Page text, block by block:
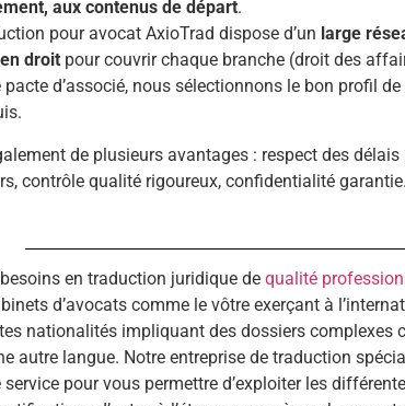
aux contenus de départ.
pour avocat AxioTrad dispose d’un large
droit pour couvrir chaque branche (droit des
pacte d’associé, nous sélectionnons le bon profil
de plusieurs avantages : respect des
contrôle qualité rigoureux, confidentialité garantie.
en traduction juridique de qualité
d’avocats comme le vôtre exerçant à
nationalités impliquant des dossiers complexes
autre langue. Notre entreprise de traduction
pour vous permettre d’exploiter les